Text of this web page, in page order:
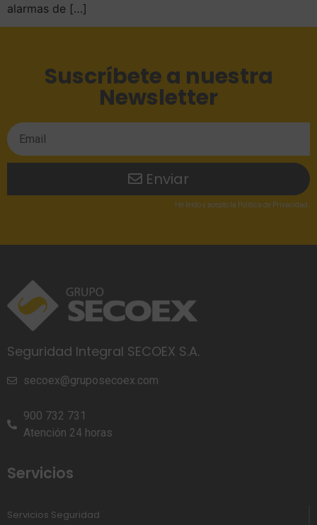
alarmas de […]
Suscríbete a nuestra
Newsletter
Enviar
He leídoy acepto la Política de Privacidad .
Seguridad Integral SECOEX S.A.
secoex@gruposecoex.com
900 732 731
Atención 24 horas
Servicios
Servicios Seguridad